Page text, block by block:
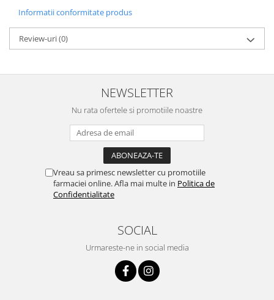
Informatii conformitate produs
Review-uri(0)
NEWSLETTER
Nu rata ofertele si promotiile noastre
Vreau sa primesc newsletter cu promotiile
farmaciei online. Afla mai multe in Politica de
Confidentialitate
SOCIAL
Urmareste-ne in social media